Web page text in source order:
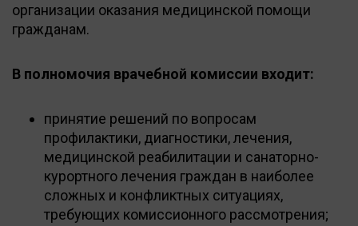
организации оказания медицинской помощи
гражданам.
В полномочия врачебной комиссии входит:
принятие решений по вопросам
профилактики, диагностики, лечения,
медицинской реабилитации и санаторно-
курортного лечения граждан в наиболее
сложных и конфликтных ситуациях,
требующих комиссионного рассмотрения;